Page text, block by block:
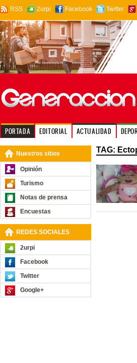
RSS 2urpi Facebook Twitter
PORTADA EDITORIAL ACTUALIDAD
Nuestros sitios
Opinión
Turismo
Notas de prensa
Encuestas
REDES SOCIALES
2urpi
Facebook
Twitter
Google+
TAG: